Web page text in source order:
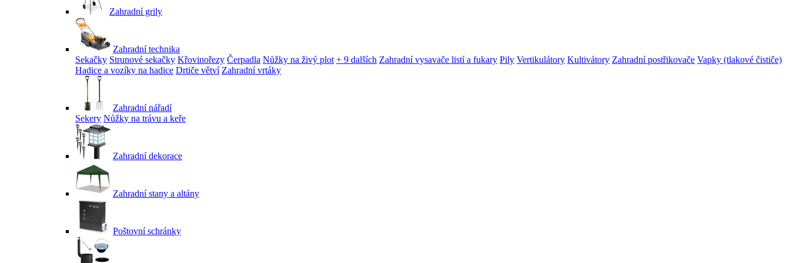
Zahradní grily
Zahradní technika
Sekačky Strunové sekačky Křovinořezy Čerpadla Nůžky na živý plot + 9 dalších Zahradní vysavače listí a fukary Pily Vertikulátory Kultivátory Zahradní postřikovače Vapky (tlakové čističe)
Hadice a vozíky na hadice Drtiče větví Zahradní vrtáky
Zahradní nářadí
Sekery Nůžky na trávu a keře
Zahradní dekorace
Zahradní stany a altány
Poštovní schránky